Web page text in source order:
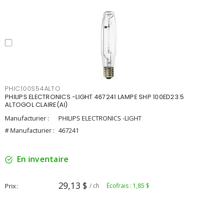
PHIC100S54ALTO
PHILIPS ELECTRONICS -LIGHT 467241 LAMPE SHP 100ED23.5
ALTOGOL CLAIRE(AI)
Manufacturier :
PHILIPS ELECTRONICS -LIGHT
# Manufacturier : 467241
En inventaire
Prix 29,13 $ / ch Écofrais : 1,85 $